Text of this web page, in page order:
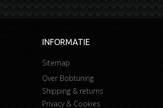
INFORMATIE
Sitemap
Over Bobtuning
Shipping & returns
Privacy & Cookies